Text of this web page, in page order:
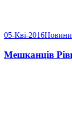
05-Кві-2016Новини
Мешканців